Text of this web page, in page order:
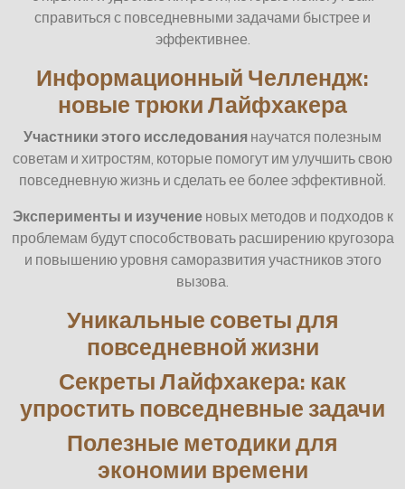
справиться с повседневными задачами быстрее и
эффективнее.
Информационный Челлендж:
новые трюки Лайфхакера
Участники этого исследования научатся полезным
советам и хитростям, которые помогут им улучшить свою
повседневную жизнь и сделать ее более эффективной.
Эксперименты и изучениеновых методов и подходов к
проблемам будут способствовать расширению кругозора
и повышению уровня саморазвития участников этого
вызова.
Уникальные советы для
повседневной жизни
Секреты Лайфхакера: как
упростить повседневные задачи
Полезные методики для
экономии времени